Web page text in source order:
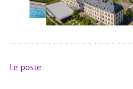
Le poste